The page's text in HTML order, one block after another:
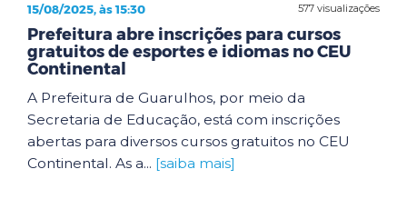
577 visualizações
15/08/2025, às 15:30
Prefeitura abre inscrições para cursos
gratuitos de esportes e idiomas no CEU
Continental
A Prefeitura de Guarulhos, por meio da
Secretaria de Educação, está com inscrições
abertas para diversos cursos gratuitos no CEU
Continental. As a... [saiba mais]